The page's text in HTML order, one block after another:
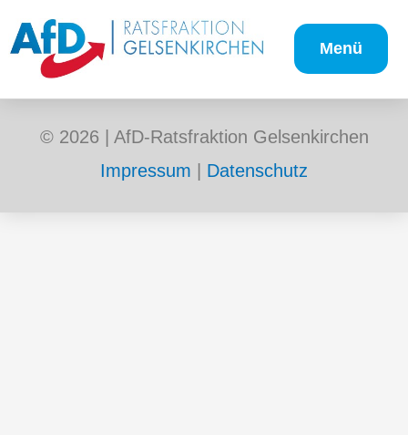
Inhalt
springen
Menü
© 2026 | AfD-Ratsfraktion Gelsenkirchen
Impressum
Datenschutz